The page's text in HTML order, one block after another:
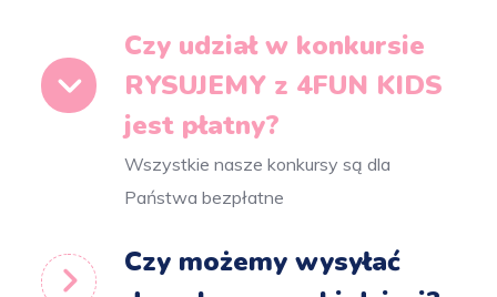
Czy udział w konkursie
RYSUJEMY z 4FUN KIDS
jest płatny?
Wszystkie nasze konkursy są dla
Państwa bezpłatne
Czy możemy wysyłać